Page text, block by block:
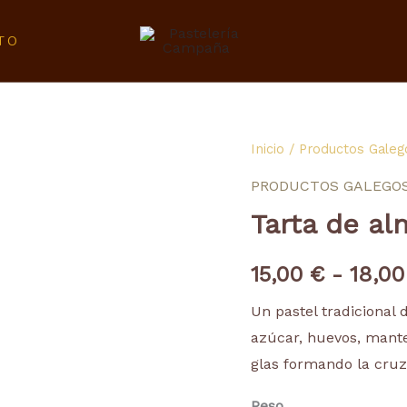
Inicio / Productos
PRODUCTOS
Tarta de
15,00 € - 18,00
Un pastel tradicional
azúcar, huevos,
glas formando la
Tarta
tradicional